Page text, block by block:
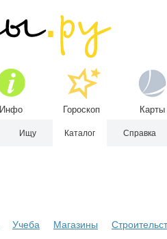
Инфо Гороскоп Карты
Ищу Каталог Справка
Учеба Магазины